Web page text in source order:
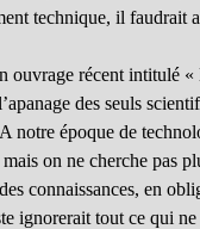
technique, il faudrait
ouvrage récent intitulé
des seuls
notre époque de
on ne cherche pas
connaissances, en
ignorerait tout ce qui